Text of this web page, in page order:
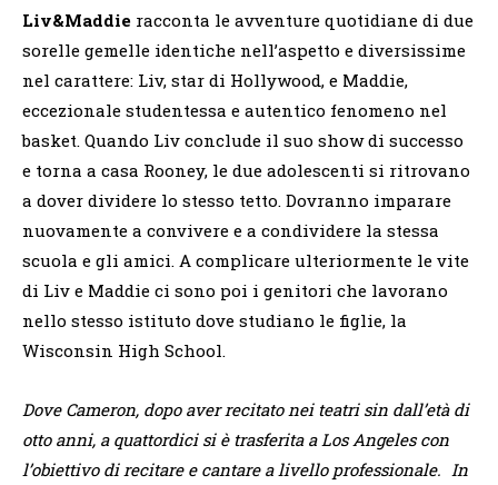
Liv&Maddie racconta le avventure quotidiane di due
sorelle gemelle identiche nell’aspetto e diversissime
nel carattere: Liv, star di Hollywood, e Maddie,
eccezionale studentessa e autentico fenomeno nel
basket. Quando Liv conclude il suo show di successo
e torna a casa Rooney, le due adolescenti si ritrovano
a dover dividere lo stesso tetto. Dovranno imparare
nuovamente a convivere e a condividere la stessa
scuola e gli amici. A complicare ulteriormente le vite
di Liv e Maddie ci sono poi i genitori che lavorano
nello stesso istituto dove studiano le figlie, la
Wisconsin High School.
Dove Cameron, dopo aver recitato nei teatri sin dall’età di
otto anni, a quattordici si è trasferita a Los Angeles con
l’obiettivo di recitare e cantare a livello professionale. In